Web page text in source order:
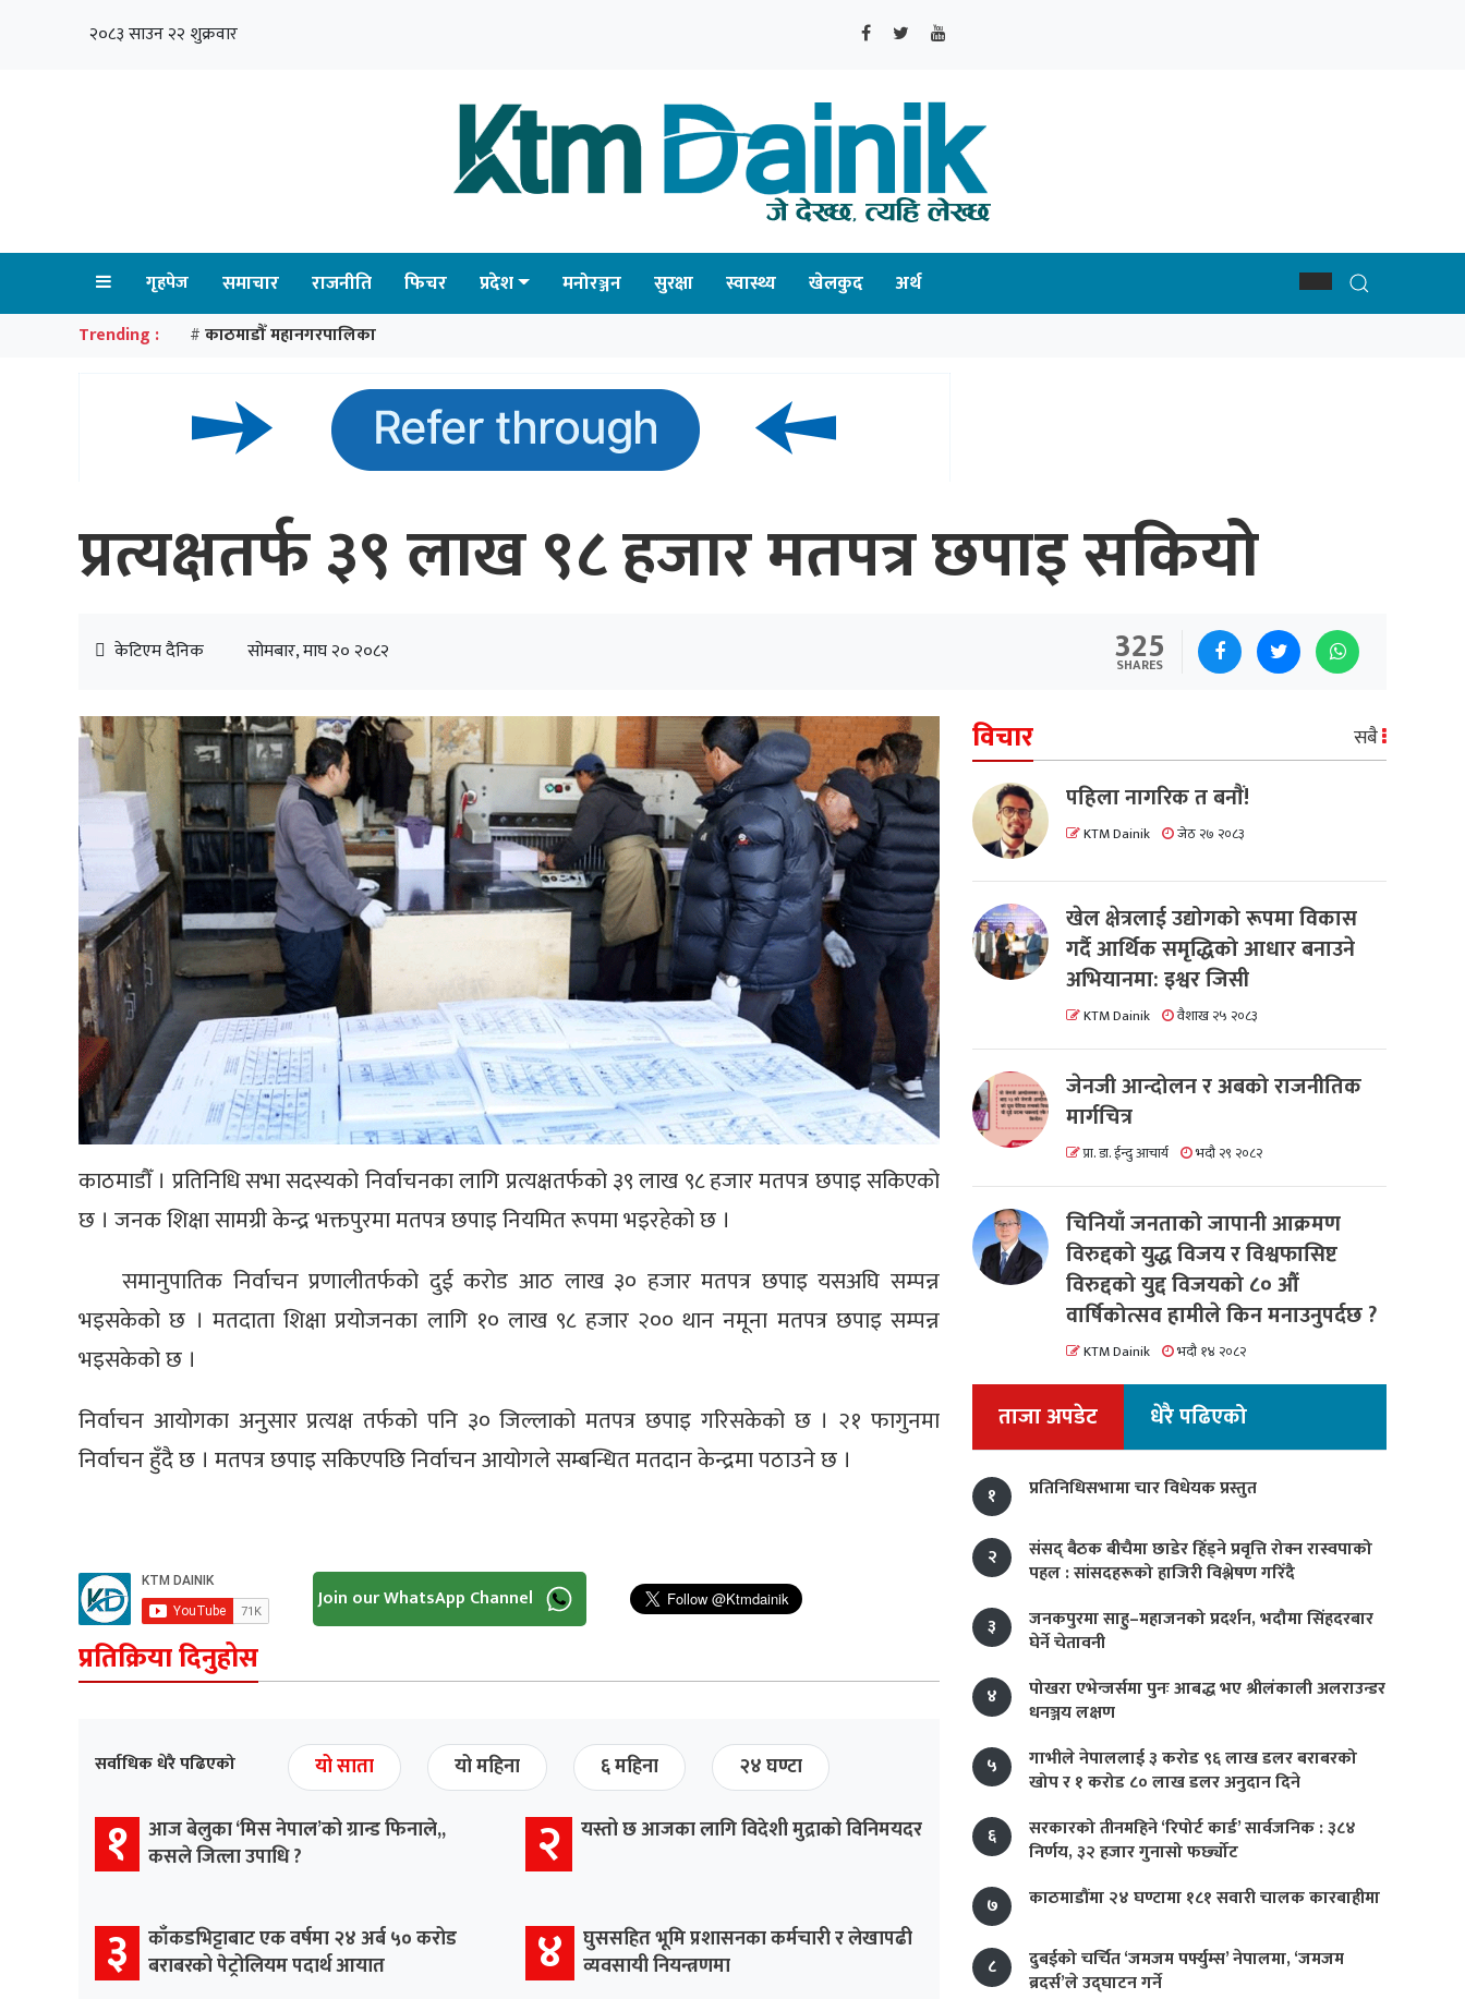
२०८३ साउन २२ शुक्रवार
गृहपेज समाचार राजनीति फिचर प्रदेश मनोरञ्जन सुरक्षा स्वास्थ्य खेलकुद अर्थ
Trending : # काठमाडौँ महानगरपालिका
प्रत्यक्षतर्फ ३९ लाख ९८ हजार मतपत्र छपाइ सकियो
केटिएम दैनिक सोमबार, माघ २० २०८२ 325
SHARES
काठमाडौँ । प्रतिनिधि सभा सदस्यको निर्वाचनका लागि प्रत्यक्षतर्फको ३९ लाख ९८ हजार मतपत्र छपाइ सकिएको
छ । जनक शिक्षा सामग्री केन्द्र भक्तपुरमा मतपत्र छपाइ नियमित रूपमा भइरहेको छ ।
समानुपातिक निर्वाचन प्रणालीतर्फको दुई करोड आठ लाख ३० हजार मतपत्र छपाइ यसअघि सम्पन्न
भइसकेको छ । मतदाता शिक्षा प्रयोजनका लागि १० लाख ९८ हजार २०० थान नमूना मतपत्र छपाइ सम्पन्न
भइसकेको छ ।
निर्वाचन आयोगका अनुसार प्रत्यक्ष तर्फको पनि ३० जिल्लाको मतपत्र छपाइ गरिसकेको छ । २१ फागुनमा
निर्वाचन हुँदै छ । मतपत्र छपाइ सकिएपछि निर्वाचन आयोगले सम्बन्धित मतदान केन्द्रमा पठाउने छ ।
Join our WhatsApp Channel
प्रतिक्रिया दिनुहोस
सर्वाधिक धेरै पढिएको यो साता यो महिना ६ महिना २४ घण्टा
१
आज बेलुका ‘मिस नेपाल’को ग्रान्ड फिनाले,,
कसले जित्ला उपाधि ?
२ यस्तो छ आजका लागि विदेशी मुद्राको विनिमयदर
३
काँकडभिट्टाबाट एक वर्षमा २४ अर्ब ५० करोड
बराबरको पेट्रोलियम पदार्थ आयात
४
घुससहित भूमि प्रशासनका कर्मचारी र लेखापढी
व्यवसायी नियन्त्रणमा
विचार सबै
पहिला नागरिक त बनाैं!
KTM Dainik जेठ २७ २०८३
खेल क्षेत्रलाई उद्योगको रूपमा विकास
गर्दै आर्थिक समृद्धिको आधार बनाउने
अभियानमा: इश्वर जिसी
KTM Dainik वैशाख २५ २०८३
जेनजी आन्दोलन र अबको राजनीतिक
मार्गचित्र
प्रा. डा. ईन्दु आचार्य भदौ २९ २०८२
चिनियाँ जनताको जापानी आक्रमण
विरुद्दको युद्ध विजय र विश्वफासिष्ट
विरुद्दको युद्द विजयको ८० औं
वार्षिकोत्सव हामीले किन मनाउनुपर्दछ ?
KTM Dainik भदौ १४ २०८२
ताजा अपडेट धेरै पढिएको
१ प्रतिनिधिसभामा चार विधेयक प्रस्तुत
२
संसद् बैठक बीचैमा छाडेर हिँड्ने प्रवृत्ति रोक्न रास्वपाको
पहल : सांसदहरूको हाजिरी विश्लेषण गरिँदै
३
जनकपुरमा साहु–महाजनको प्रदर्शन, भदौमा सिंहदरबार
घेर्ने चेतावनी
४
पोखरा एभेन्जर्समा पुनः आबद्ध भए श्रीलंकाली अलराउन्डर
धनञ्जय लक्षण
५
गाभीले नेपाललाई ३ करोड ९६ लाख डलर बराबरको
खोप र १ करोड ८० लाख डलर अनुदान दिने
६
सरकारको तीनमहिने ‘रिपोर्ट कार्ड’ सार्वजनिक : ३८४
निर्णय, ३२ हजार गुनासो फर्छ्योट
७
काठमाडौंमा २४ घण्टामा १८१ सवारी चालक कारबाहीमा
८
दुबईको चर्चित ‘जमजम पर्फ्युम्स’ नेपालमा, ‘जमजम
ब्रदर्स’ले उद्घाटन गर्ने